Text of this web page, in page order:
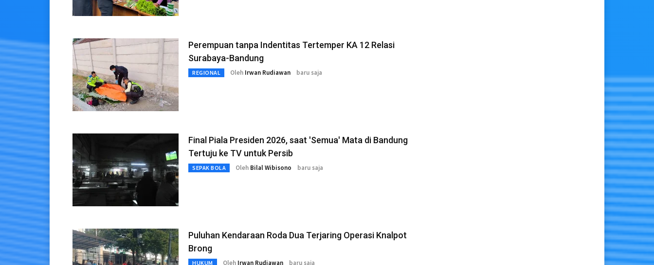
Perempuan tanpa Indentitas Tertemper KA 12 Relasi
Surabaya-Bandung
REGIONAL Oleh Irwan Rudiawan baru saja
Final Piala Presiden 2026, saat 'Semua' Mata di Bandung
Tertuju ke TV untuk Persib
SEPAK BOLA Oleh Bilal Wibisono baru saja
Puluhan Kendaraan Roda Dua Terjaring Operasi Knalpot
Brong
HUKUM Oleh Irwan Rudiawan baru saja